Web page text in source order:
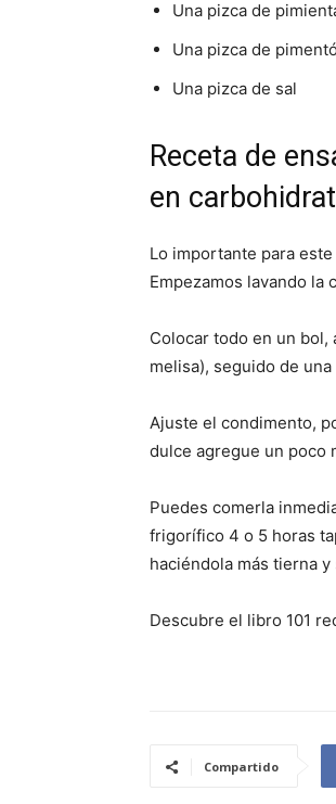
Una pizca de
Una pizca de
Una pizca de sal
Receta de
en
Lo importante para
Empezamos lavando la
Colocar todo en un bol,
melisa), seguido de
Ajuste el condimento,
dulce agregue un poco
Puedes comerla
frigorífico 4 o 5 horas
haciéndola más tierna y
Descubre el libro 101
Compartido